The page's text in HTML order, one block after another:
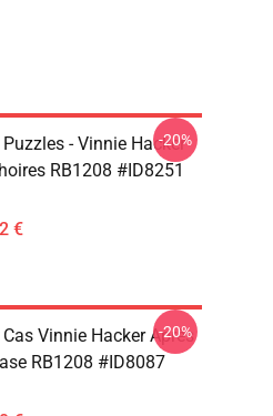
- Vinnie Hacker
RB1208 #ID8251
€
-20%
Vinnie Hacker Après
RB1208 #ID8087
-20%